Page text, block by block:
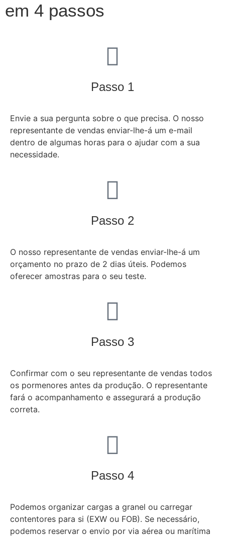
em 4 passos
Passo 1
Envie a sua pergunta sobre o que precisa. O nosso
representante de vendas enviar-lhe-á um e-mail
dentro de algumas horas para o ajudar com a sua
necessidade.
Passo 2
O nosso representante de vendas enviar-lhe-á um
orçamento no prazo de 2 dias úteis. Podemos
oferecer amostras para o seu teste.
Passo 3
Confirmar com o seu representante de vendas todos
os pormenores antes da produção. O representante
fará o acompanhamento e assegurará a produção
correta.
Passo 4
Podemos organizar cargas a granel ou carregar
contentores para si (EXW ou FOB). Se necessário,
podemos reservar o envio por via aérea ou marítima